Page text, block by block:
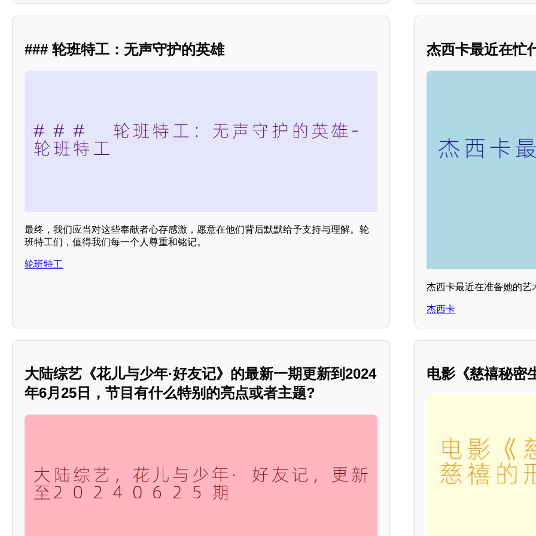
### 轮班特工：无声守护的英雄
最终，我们应当对这些奉献者心存感激，愿意在他们背后默默给予支持与理解。轮
班特工们，值得我们每一个人尊重和铭记。
轮班特工
杰西卡最近在忙
杰西卡最近在准备她的艺
杰西卡
大陆综艺《花儿与少年·好友记》的最新一期更新到2024
年6月25日，节目有什么特别的亮点或者主题?
电影《慈禧秘密